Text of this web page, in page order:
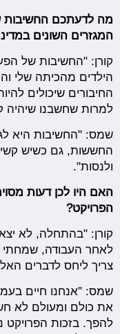
מה לדעתכם החשיבות
המגזרים השונים
קורן: "החשיבות של
הילדים מהכיתה שלי
החיבורים שיכולים
למרות שחשבנו שיהיה
שמס: "החשיבות היא
החששות, גם כשיש
ולנסות".
האם היו לכן דעות
הפרויקט?
קורן: "בהתחלה, לא
לאחר העבודה, שמחתי
צריך ליחס לדברים
שמס: "אנחנו חיים
את כולם ומעולם לא
להפך. בזכות הפרויקט